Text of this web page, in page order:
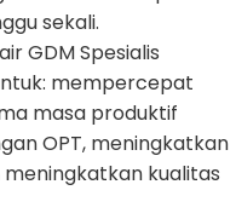
sekali.
GDM Spesialis
mempercepat
masa produktif
OPT, meningkatkan
kualitas